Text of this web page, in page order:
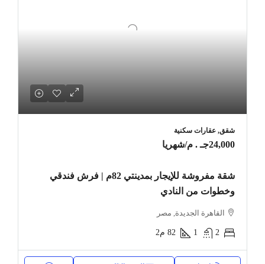
شقق, عقارات سكنية
24,000جـ . م /شهريا
شقة مفروشة للإيجار بمدينتي 82م | فرش فندقي
وخطوات من النادي
القاهرة الجديدة, مصر
2
1
82 م2